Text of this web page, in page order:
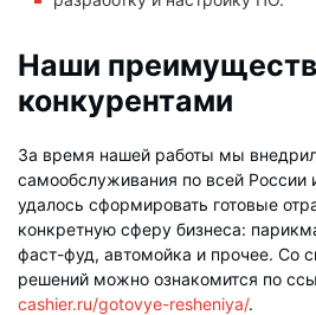
Наши
конкурентами
За время нашей работы мы
самообслуживания по всей России
удалось сформировать готовые
конкретную сферу бизнеса:
фаст-фуд, автомойка и прочее. Со
решений можно ознакомится по
cashier.ru/gotovye-resheniya/.